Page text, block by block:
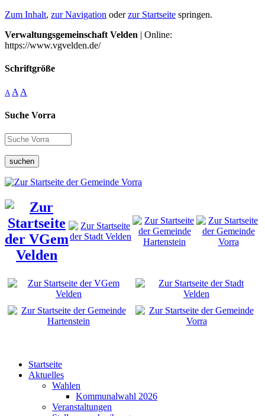
Zum Inhalt, zur Navigation oderzur Startseite springen.
Verwaltungsgemeinschaft Velden | Online:
https://www.vgvelden.de/
Schriftgröße
A A A
Suche Vorra
suchen
Startseite
Aktuelles
Wahlen
Kommunalwahl 2026
Veranstaltungen